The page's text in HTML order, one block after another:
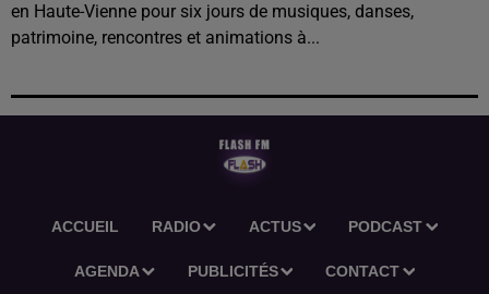
en Haute-Vienne pour six jours de musiques, danses,
patrimoine, rencontres et animations à...
ACCUEIL RADIO ACTUS PODCAST
AGENDA PUBLICITÉS CONTACT